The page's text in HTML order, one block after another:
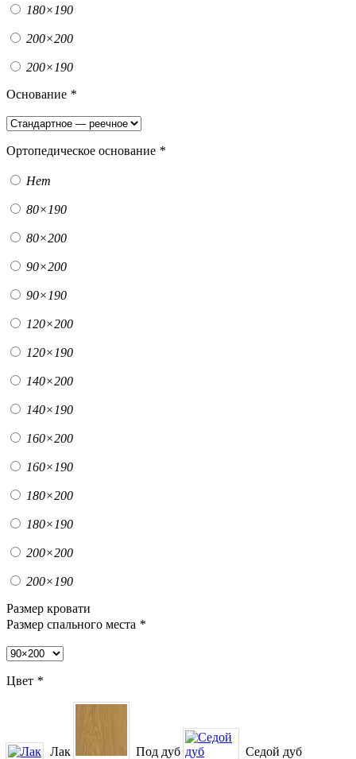
180×190
200×200
200×190
Основание *
Ортопедическое основание *
Нет
80×190
80×200
90×200
90×190
120×200
120×190
140×200
140×190
160×200
160×190
180×200
180×190
200×200
200×190
Размер кровати
Размер спального места *
Цвет *
Лак Под дуб Седой дуб